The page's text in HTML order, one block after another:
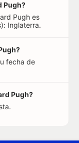
Pugh?
Pugh es
Inglaterra.
fecha de
Pugh?